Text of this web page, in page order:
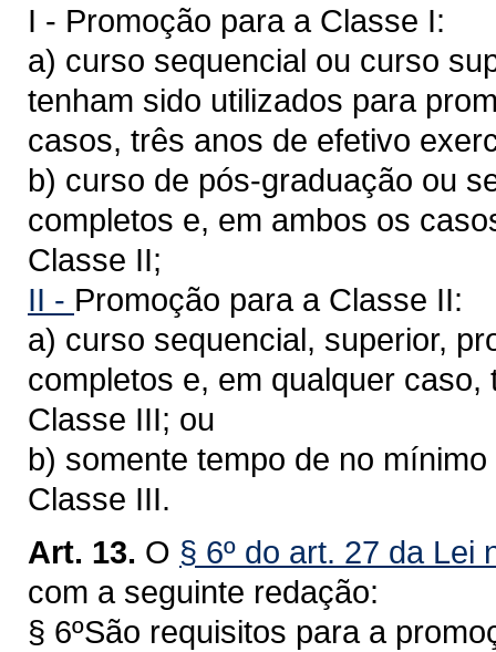
I - Promoção para a Classe I:
a) curso sequencial ou curso
tenham sido utilizados para
casos, três anos de efetivo
b) curso de pós-graduação ou
completos e, em ambos os
Classe II;
II - Promoção para a Classe II:
a) curso sequencial, superior,
completos e, em qualquer
Classe III; ou
b) somente tempo de no
Classe III.
Art. 13. O § 6º do art. 27 da Lei
com a seguinte redação:
§ 6ºSão requisitos para a